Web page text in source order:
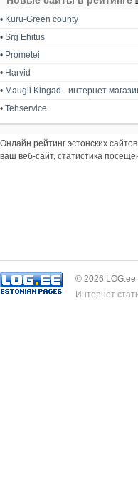
• Kuru-Green county
• Srg Ehitus
• Prometei
• Harvid
• Maugli Kingad - интернет
• Tehservice
Онлайн рейтинг эстонских
ваш веб-сайт, статистика
© 2026 LOG.ee
Интернет